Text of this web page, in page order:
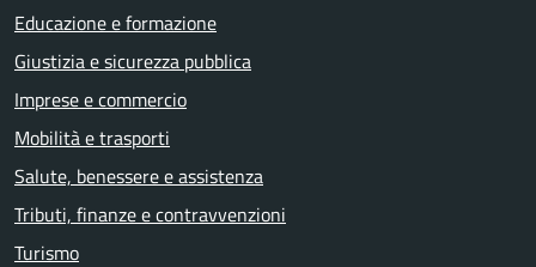
Educazione e formazione
Giustizia e sicurezza pubblica
Imprese e commercio
Mobilità e trasporti
Salute, benessere e assistenza
Tributi, finanze e contravvenzioni
Turismo